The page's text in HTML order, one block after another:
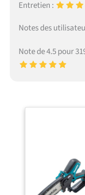
Entretien :
Notes des
Note de 4.5 pour